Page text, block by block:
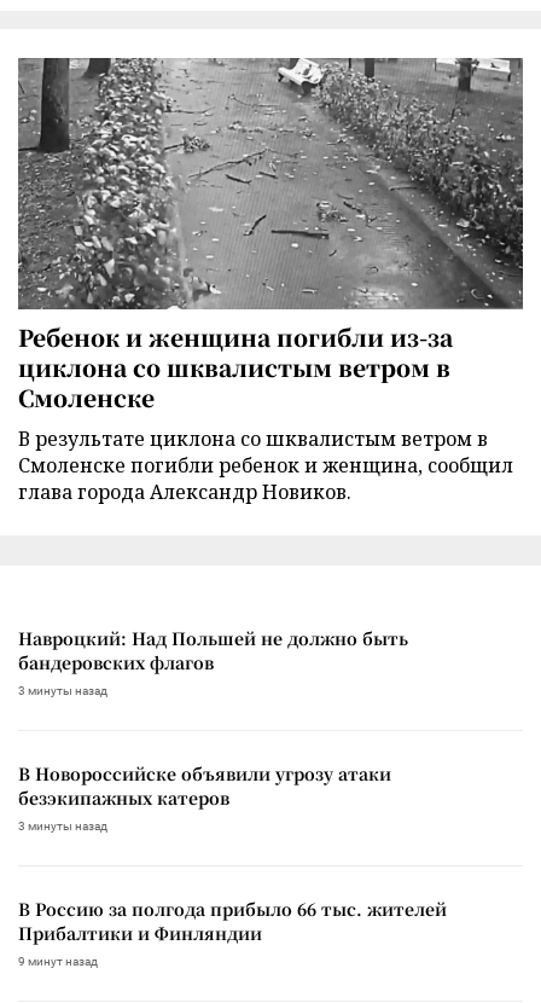
Ребенок и женщина погибли из-за
циклона со шквалистым ветром в
Смоленске
В результате циклона со шквалистым ветром в
Смоленске погибли ребенок и женщина, сообщил
глава города Александр Новиков.
Навроцкий: Над Польшей не должно быть
бандеровских флагов
3 минуты назад
В Новороссийске объявили угрозу атаки
безэкипажных катеров
3 минуты назад
В Россию за полгода прибыло 66 тыс. жителей
Прибалтики и Финляндии
9 минут назад